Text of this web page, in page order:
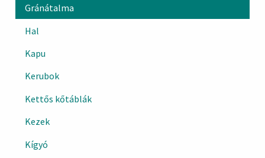
Gránátalma
Hal
Kapu
Kerubok
Kettős kőtáblák
Kezek
Kígyó